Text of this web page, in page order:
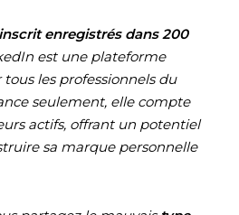
enregistrés dans 200
est une plateforme
les professionnels du
seulement, elle compte
actifs, offrant un potentiel
sa marque personnelle